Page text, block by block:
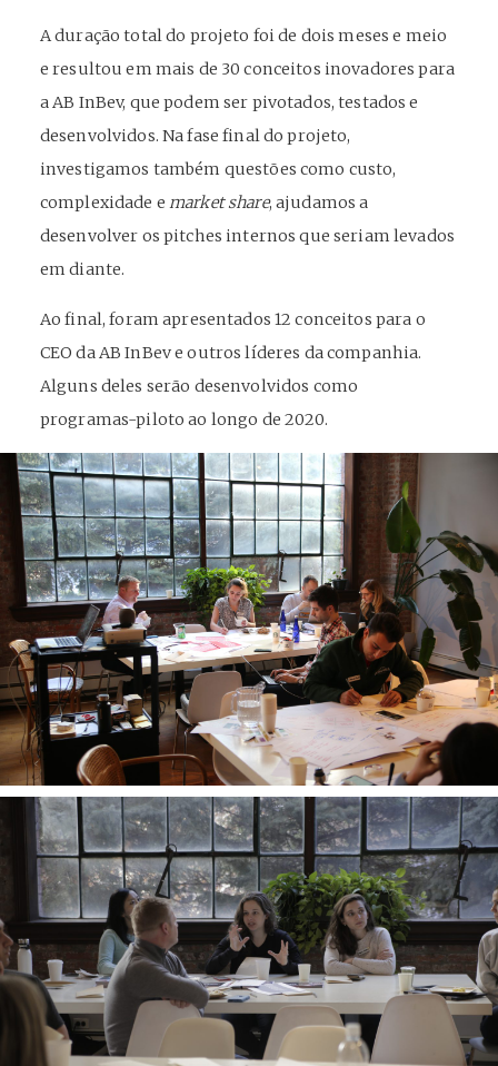
A duração total do projeto foi de dois meses e meio
e resultou em mais de 30 conceitos inovadores para
a AB InBev, que podem ser pivotados, testados e
desenvolvidos. Na fase final do projeto,
investigamos também questões como custo,
complexidade e market share, ajudamos a
desenvolver os pitches internos que seriam levados
em diante.
Ao final, foram apresentados 12 conceitos para o
CEO da AB InBev e outros líderes da companhia.
Alguns deles serão desenvolvidos como
programas-piloto ao longo de 2020.